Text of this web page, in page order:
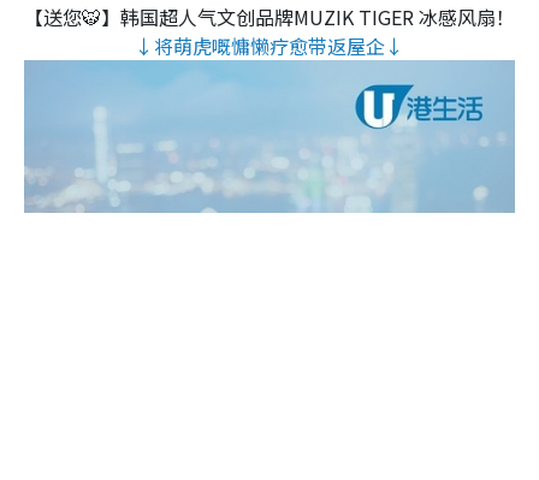
【送您🐯】韩国超人气文创品牌MUZIK TIGER 冰感风扇！
↓将萌虎嘅慵懒疗愈带返屋企↓